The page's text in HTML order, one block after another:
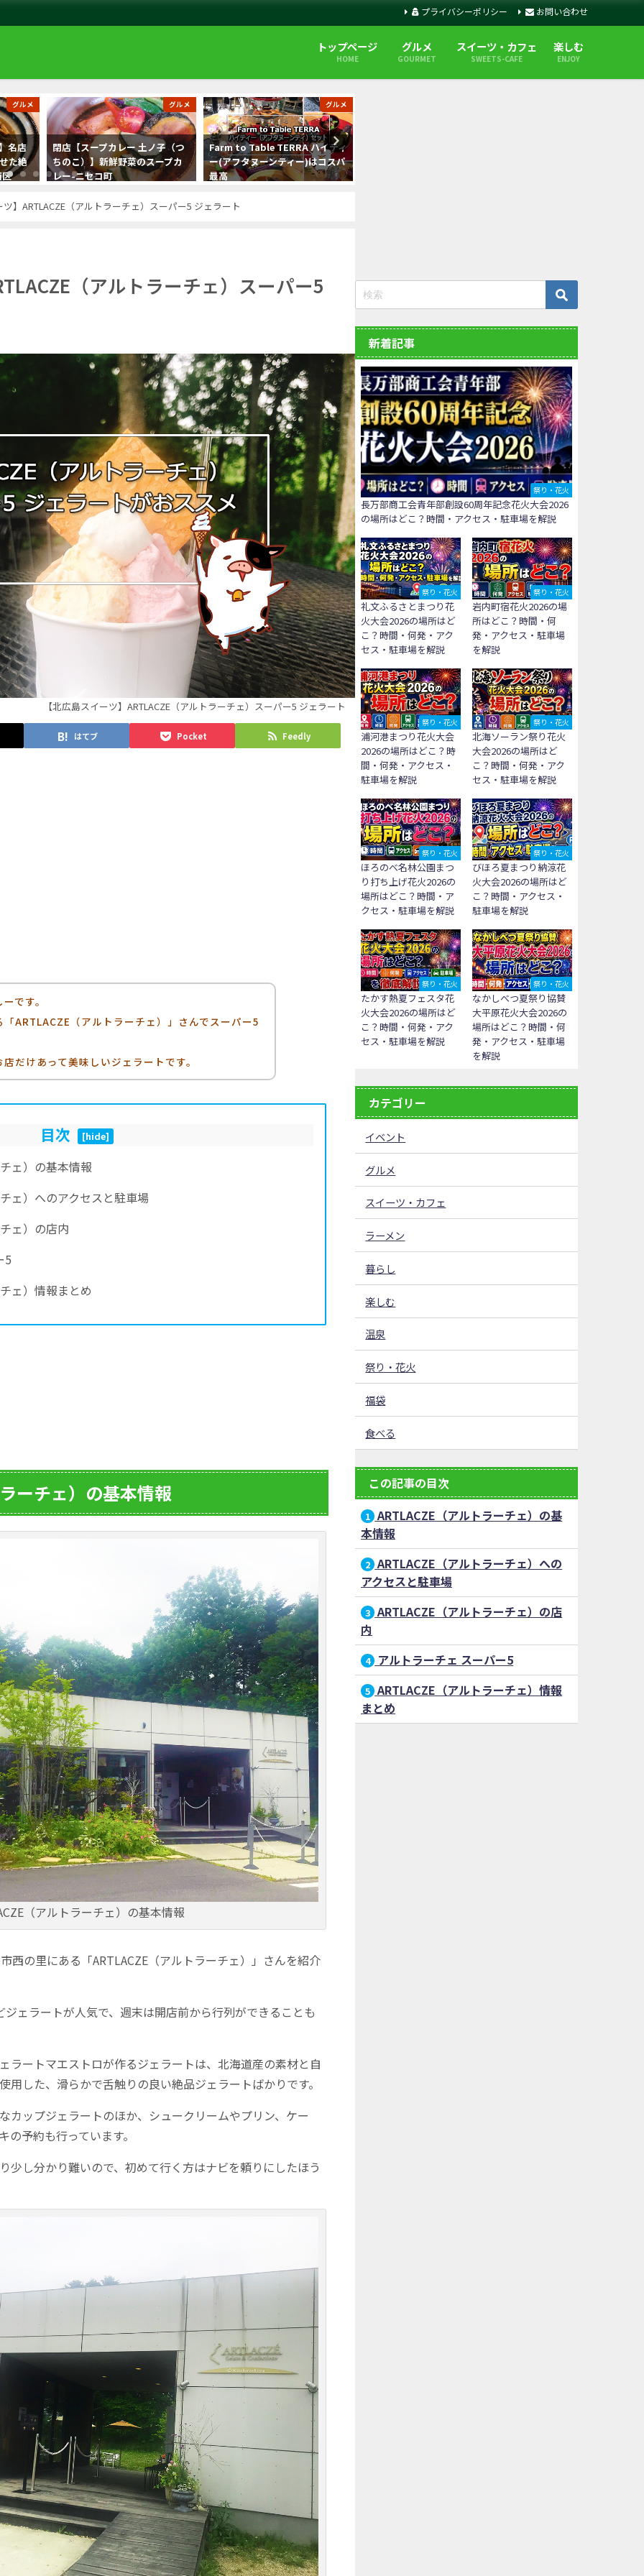
プライバシーポリシー お問い合わせ
トップページ
HOME
グルメ
GOURMET
スイーツ・カフェ
SWEETS-CAFE
楽しむ
ENJOY
グルメ
名店
た絶
グルメ
閉店【スープカレー 土ノ子（つ
ちのこ）】新鮮野菜のスープカ
レー-ニセコ町
グルメ
Farm to Table TERRA ハイティ
ー(アフタヌーンティー)はコスパ
最高
】ARTLACZE（アルトラーチェ）スーパー5 ジェラート
（アルトラーチェ）スーパー5
【北広島スイーツ】ARTLACZE（アルトラーチェ）スーパー5 ジェラート
はてブ Pocket Feedly
です。
ARTLACZE（アルトラーチェ）」さんでスーパー5
だけあって美味しいジェラートです。
目次 [hide]
ェ）の基本情報
ェ）へのアクセスと駐車場
ェ）の店内
5
ェ）情報まとめ
ーチェ）の基本情報
（アルトラーチェ）の基本情報
西の里にある「ARTLACZE（アルトラーチェ）」さんを紹介
ェラートが人気で、週末は開店前から行列ができることも
ラートマエストロが作るジェラートは、北海道産の素材と自
用した、滑らかで舌触りの良い絶品ジェラートばかりです。
カップジェラートのほか、シュークリームやプリン、ケー
予約も行っています。
少し分かり難いので、初めて行く方はナビを頼りにしたほう
新着記事
祭り・花火
長万部商工会青年部創設60周年記念花火大会2026
の場所はどこ？時間・アクセス・駐車場を解説
祭り・花火
礼文ふるさとまつり花
火大会2026の場所はど
こ？時間・何発・アク
セス・駐車場を解説
祭り・花火
岩内町宿花火2026の場
所はどこ？時間・何
発・アクセス・駐車場
を解説
祭り・花火
浦河港まつり花火大会
2026の場所はどこ？時
間・何発・アクセス・
駐車場を解説
祭り・花火
北海ソーラン祭り花火
大会2026の場所はど
こ？時間・何発・アク
セス・駐車場を解説
祭り・花火
ほろのべ名林公園まつ
り打ち上げ花火2026の
場所はどこ？時間・ア
クセス・駐車場を解説
祭り・花火
びほろ夏まつり納涼花
火大会2026の場所はど
こ？時間・アクセス・
駐車場を解説
祭り・花火
たかす熱夏フェスタ花
火大会2026の場所はど
こ？時間・何発・アク
セス・駐車場を解説
祭り・花火
なかしべつ夏祭り協賛
大平原花火大会2026の
場所はどこ？時間・何
発・アクセス・駐車場
を解説
カテゴリー
イベント
グルメ
スイーツ・カフェ
ラーメン
暮らし
楽しむ
温泉
祭り・花火
福袋
食べる
この記事の目次
1 ARTLACZE（アルトラーチェ）の基
本情報
2 ARTLACZE（アルトラーチェ）への
アクセスと駐車場
3 ARTLACZE（アルトラーチェ）の店
内
4 アルトラーチェ スーパー5
5 ARTLACZE（アルトラーチェ）情報
まとめ